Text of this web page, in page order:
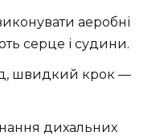
аеробні
серце і судини.
швидкий крок —
дихальних